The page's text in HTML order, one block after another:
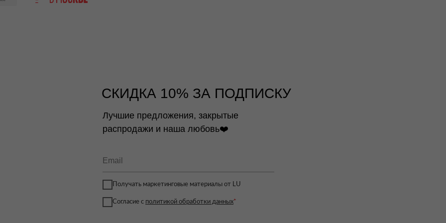
СКИДКА 10% ЗА ПОДПИСКУ
Лучшие предложения, закрытые
распродажи и наша любовь❤️
Получать маркетинговые материалы от LU
Согласие с политикой обработки данных*